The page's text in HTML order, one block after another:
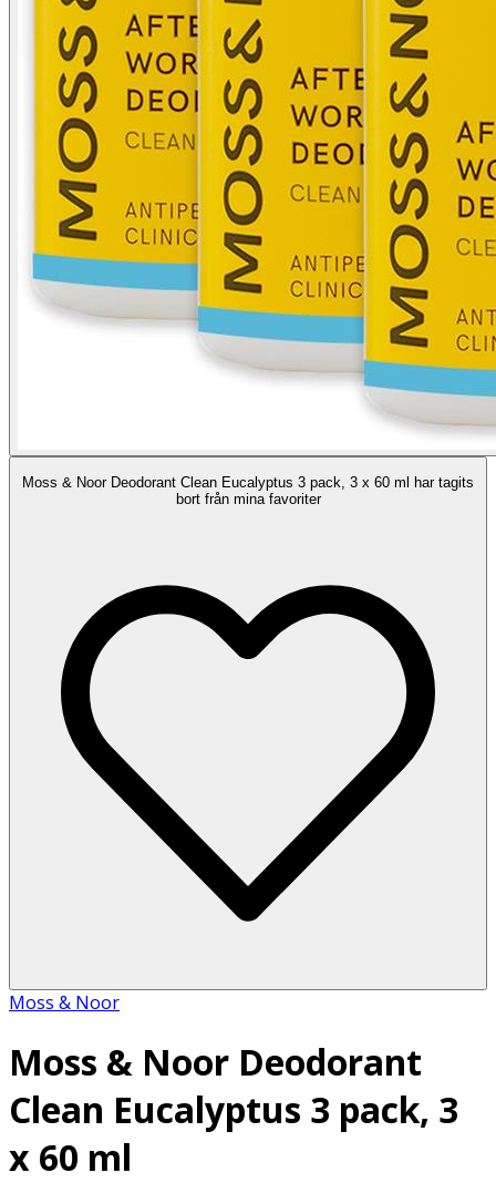
Moss & Noor Deodorant Clean Eucalyptus 3 pack, 3 x 60 ml har tagits
bort från mina favoriter
Moss & Noor
Moss & Noor Deodorant
Clean Eucalyptus 3 pack, 3
x 60 ml